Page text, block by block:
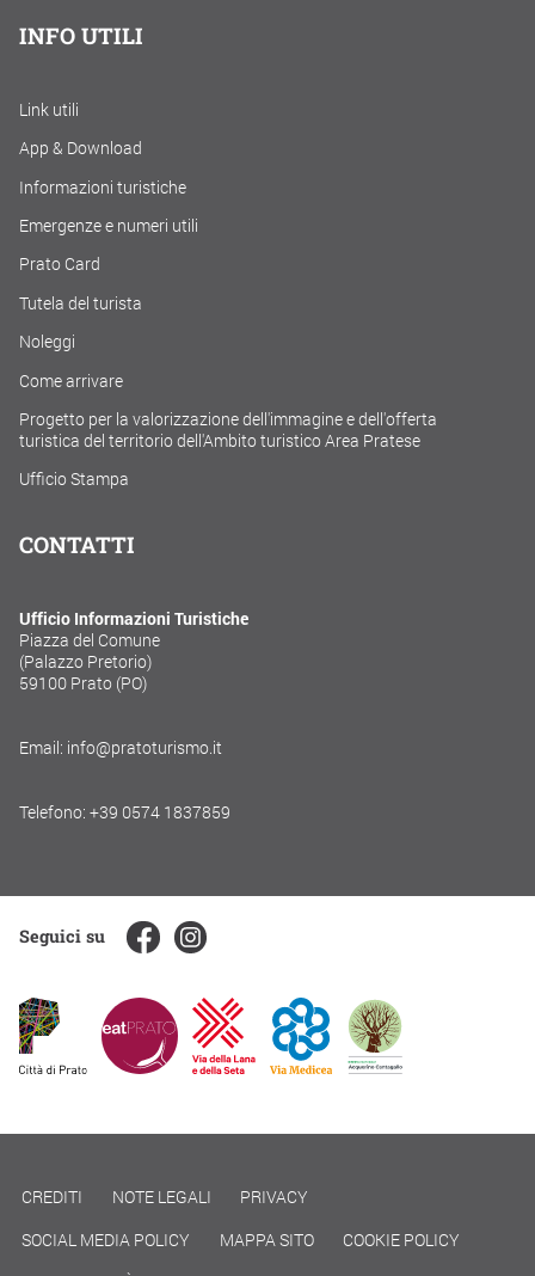
INFO UTILI
Link utili
App & Download
Informazioni turistiche
Emergenze e numeri utili
Prato Card
Tutela del turista
Noleggi
Come arrivare
Progetto per la valorizzazione dell'immagine e dell'offerta
turistica del territorio dell'Ambito turistico Area Pratese
Ufficio Stampa
CONTATTI
Ufficio Informazioni Turistiche
Piazza del Comune
(Palazzo Pretorio)
59100 Prato (PO)
Email: info@pratoturismo.it
Telefono: +39 0574 1837859
Seguici su
CREDITI NOTE LEGALI
PRIVACY
SOCIAL MEDIA POLICY
MAPPA SITO
COOKIE POLICY